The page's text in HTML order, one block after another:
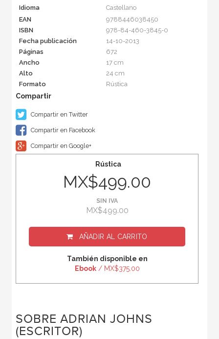
Idioma
Castellano
EAN
9788446038450
ISBN
978-84-460-3845-0
Fecha publicación
14-10-2013
Páginas
672
Ancho
17 cm
Alto
24 cm
Formato
Rústica
Compartir en Twitter
Compartir en Facebook
Compartir en Google+
Rústica
MX$499.00
SIN IVA
MX$499.00
AÑADIR AL CARRITO
También disponible en
Ebook/ MX$375.00
SOBRE ADRIAN JOHNS
(ESCRITOR)